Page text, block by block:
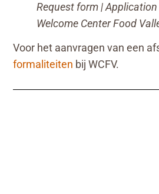
Request form |
Welcome Center Food
Voor het aanvragen van een
formaliteiten bij WCFV.